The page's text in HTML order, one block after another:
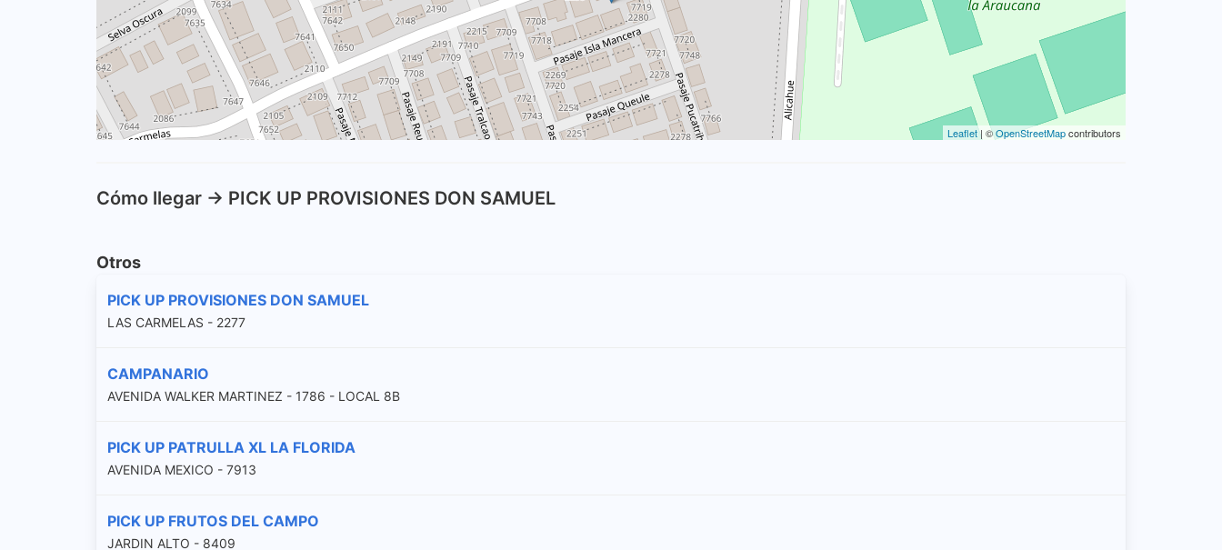
Leaflet| ©OpenStreetMapcontributors
Cómo llegar -> PICK UP PROVISIONES DON SAMUEL
Otros
PICK UP PROVISIONES DON SAMUEL
LAS CARMELAS - 2277
CAMPANARIO
AVENIDA WALKER MARTINEZ - 1786 - LOCAL 8B
PICK UP PATRULLA XL LA FLORIDA
AVENIDA MEXICO - 7913
PICK UP FRUTOS DEL CAMPO
JARDIN ALTO - 8409